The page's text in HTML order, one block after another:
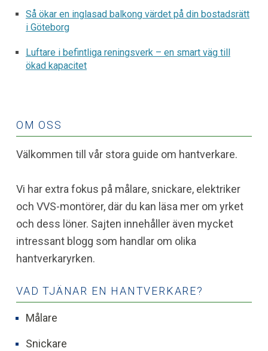
Så ökar en inglasad balkong värdet på din bostadsrätt
i Göteborg
Luftare i befintliga reningsverk – en smart väg till
ökad kapacitet
OM OSS
Välkommen till vår stora guide om hantverkare.
Vi har extra fokus på målare, snickare, elektriker
och VVS-montörer, där du kan läsa mer om yrket
och dess löner. Sajten innehåller även mycket
intressant blogg som handlar om olika
hantverkaryrken.
VAD TJÄNAR EN HANTVERKARE?
Målare
Snickare